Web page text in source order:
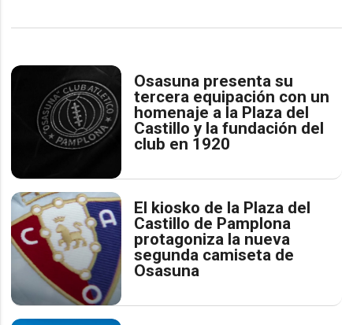
Osasuna presenta su
tercera equipación con un
homenaje a la Plaza del
Castillo y la fundación del
club en 1920
El kiosko de la Plaza del
Castillo de Pamplona
protagoniza la nueva
segunda camiseta de
Osasuna